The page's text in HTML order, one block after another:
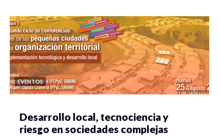
EVENTOS
Desarrollo local, tecnociencia y
riesgo en sociedades complejas